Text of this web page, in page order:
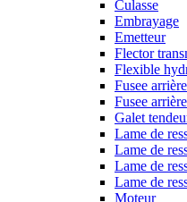
Culasse
Embrayage
Emetteur
Flector
Flexible
Fusee
Fusee
Galet
Lame de
Lame de
Lame de
Lame de
Moteur